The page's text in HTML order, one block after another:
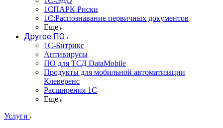
1СПАРК Риски
1С:Распознавание первичных документов
Еще
Другое ПО
1С-Битрикс
Антивирусы
ПО для ТСД DataMobile
Продукты для мобильной автоматизации
Клеверенс
Расширения 1С
Еще
Услуги